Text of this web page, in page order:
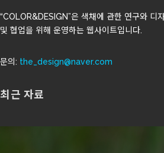
“COLOR&DESIGN”은 색채에 관한 연구와 디
및 협업을 위해 운영하는 웹사이트입니다.
문의: the_design@naver.com
최근 자료